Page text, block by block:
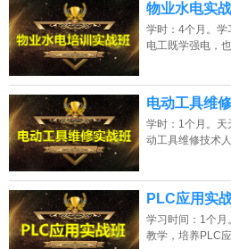
物业水电实
学时：4个月。学
电工既学强电，
电动工具维
学时：1个月。天
动工具维修技术
PLC应用实
学习时间：1个月
教学，培养PLC